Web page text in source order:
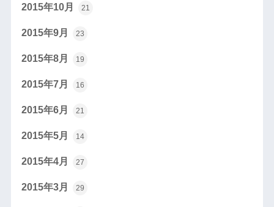
2015年10月 21
2015年9月 23
2015年8月 19
2015年7月 16
2015年6月 21
2015年5月 14
2015年4月 27
2015年3月 29